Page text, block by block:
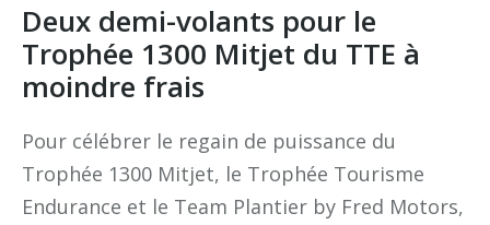
Deux demi-volants pour le
Trophée 1300 Mitjet du TTE à
moindre frais
Pour célébrer le regain de puissance du
Trophée 1300 Mitjet, le Trophée Tourisme
Endurance et le Team Plantier by Fred Motors,